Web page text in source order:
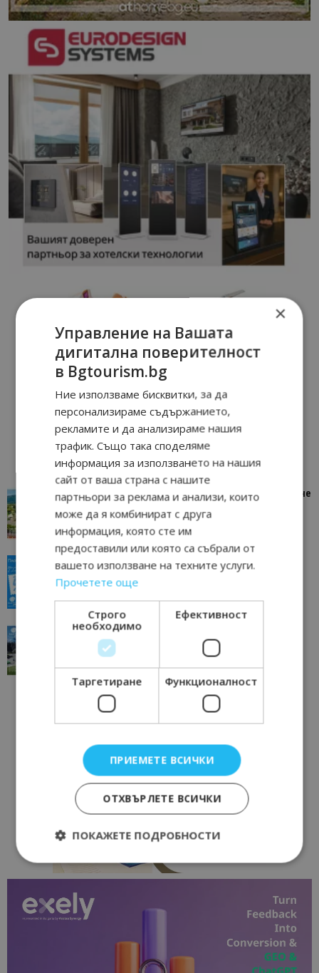
“Пощенска картичка от…”: Петрич – Изживяване
отвъд очакваното
11/07/2026 11:22
“Пощенска картичка от…”: Пловдив, градът на
“Пощенска картичка от…”: Перник – град на
традициите, културата и вдъхновяващите...
×
Управление на Вашата
дигитална поверителност
в Bgtourism.bg
Ние използваме бисквитки, за да
персонализираме съдържанието,
рекламите и да анализираме нашия
трафик. Също така споделяме
информация за използването на нашия
сайт от ваша страна с нашите
партньори за реклама и анализи, които
може да я комбинират с друга
информация, която сте им
предоставили или която са събрали от
вашето използване на техните услуги.
Прочетете още
Строго
необходимо
Ефективност
Таргетиране Функционалност
ПРИЕМЕТЕ ВСИЧКИ
ОТХВЪРЛЕТЕ ВСИЧКИ
ПОКАЖЕТЕ ПОДРОБНОСТИ
Таргетиране
Функционалност
Строго необходимите бисквитки позволяват
основната функционалност на уебсайта, като
потребителско влизане и управление на